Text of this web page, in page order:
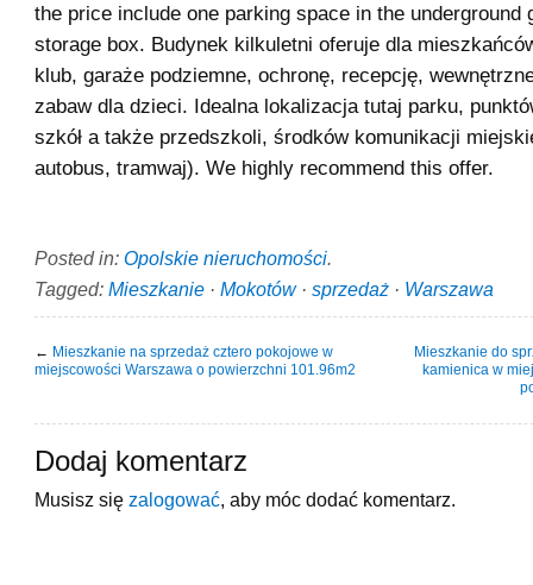
the price include one parking space in the underground
storage box. Budynek kilkuletni oferuje dla
klub, garaże podziemne, ochronę, recepcję,
zabaw dla dzieci. Idealna lokalizacja tutaj parku,
szkół a także przedszkoli, środków komunikacji
autobus, tramwaj). We highly recommend this offer.
Posted in: Opolskie nieruchomości.
Tagged: Mieszkanie · Mokotów· sprzedaż · Warszawa
← Mieszkanie na sprzedaż cztero pokojowe w
miejscowości Warszawa o powierzchni 101.96m2
Mieszkanie do
kamienica w
Dodaj komentarz
Musisz się zalogować , aby móc dodać komentarz.